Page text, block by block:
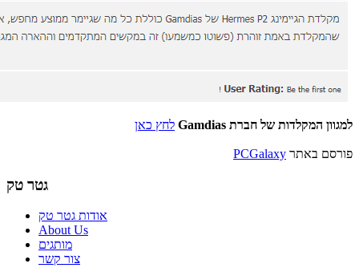
למגוון המקלדות של חברת Gamdias לחץ כאן
פורסם באתר PCGalaxy
גטר טק
אודות גטר טק
About Us
מותגים
צור קשר